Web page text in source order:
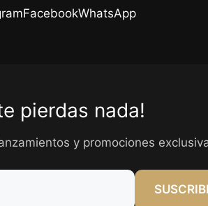
FacebookWhatsApp
pierdas nada!
y promociones